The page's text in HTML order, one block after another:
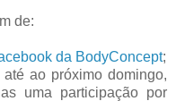
de:
da BodyConcept;
ao próximo domingo,
uma participação por